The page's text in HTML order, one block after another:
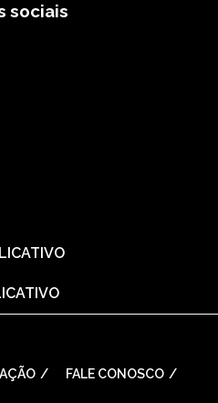
sociais
FALE CONOSCO